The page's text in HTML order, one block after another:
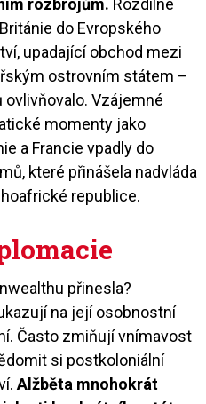
rozbrojům. Rozdílné
do Evropského
upadající obchod mezi
ostrovním státem –
Vzájemné
momenty jako
a Francie vpadly do
které přinášela nadvláda
republice.
přinesla?
na její osobnostní
Často zmiňují vnímavost
si postkoloniální
Alžběta mnohokrát